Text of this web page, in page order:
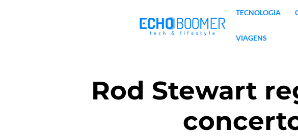
TECNOLOGIA
VIAGENS
Rod Stewart